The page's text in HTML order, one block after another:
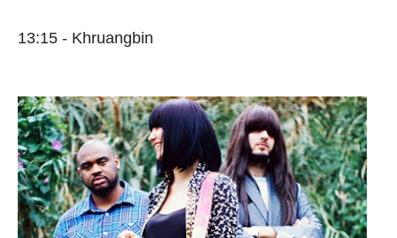
13:15 - Khruangbin